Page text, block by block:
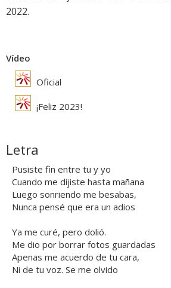
2022.
Vídeo
Oficial
¡Feliz 2023!
Letra
Pusiste fin entre tu y yo
Cuando me dijiste hasta mañana
Luego sonriendo me besabas,
Nunca pensé que era un adios
Ya me curé, pero dolió.
Me dio por borrar fotos guardadas
Apenas me acuerdo de tu cara,
Ni de tu voz. Se me olvido